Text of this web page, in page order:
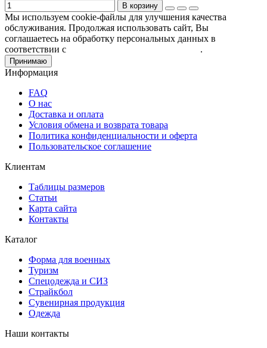
В корзину
Мы используем cookie-файлы для улучшения качества
обслуживания. Продолжая использовать сайт, Вы
соглашаетесь на обработку персональных данных в
соответствии с
.
Принимаю
Информация
FAQ
О нас
Доставка и оплата
Условия обмена и возврата товара
Политика конфиденциальности и оферта
Пользовательское соглашение
Клиентам
Таблицы размеров
Статьи
Карта сайта
Контакты
Каталог
Форма для военных
Туризм
Спецодежда и СИЗ
Страйкбол
Сувенирная продукция
Одежда
Наши контакты